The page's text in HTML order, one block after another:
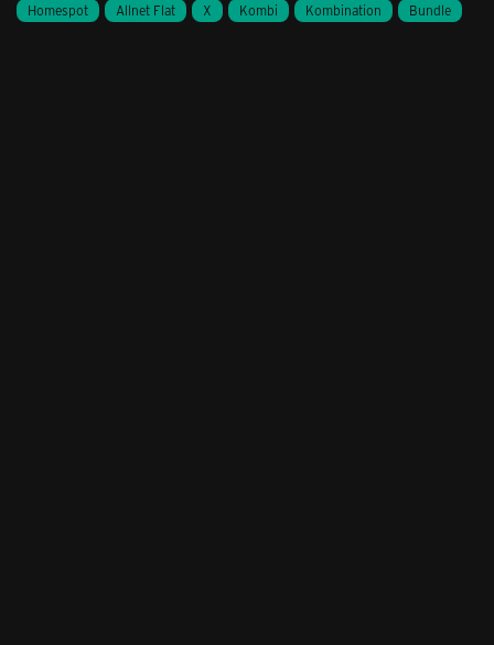
Homespot Allnet Flat X Kombi Kombination Bundle